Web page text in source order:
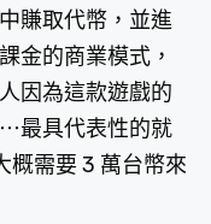
賺取代幣，並進
金的商業模式，
因為這款遊戲的
最具代表性的就
概需要 3 萬台幣來